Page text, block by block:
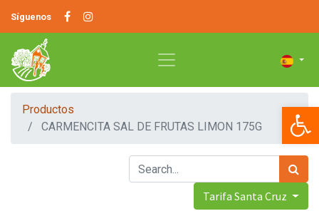
Síguenos
Productos
CARMENCITA SAL DE FRUTAS LIMON 175G
Tarifa Santa Cruz